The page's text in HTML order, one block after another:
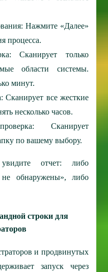
Нажмите «Далее»
процесса.
Сканирует только
области системы.
минут.
Сканирует все жесткие
несколько часов.
Сканирует
по вашему выбору.
отчет: либо
обнаружены», либо
строки для
и продвинутых
запуск через